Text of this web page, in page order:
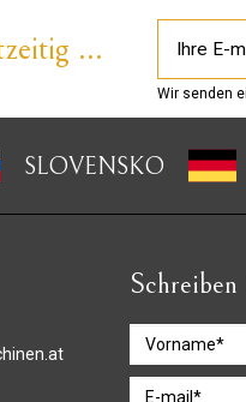
...
Wir senden
SLOVENSKO
Schreiben